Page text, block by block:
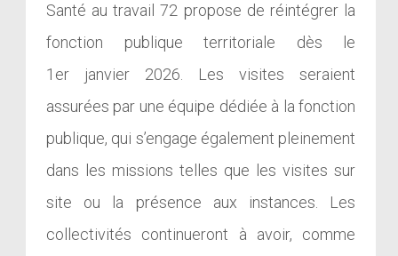
Santé au travail 72 propose de réintégrer la
fonction publique territoriale dès le
1er janvier 2026. Les visites seraient
assurées par une équipe dédiée à la fonction
publique, qui s’engage également pleinement
dans les missions telles que les visites sur
site ou la présence aux instances. Les
collectivités continueront à avoir, comme